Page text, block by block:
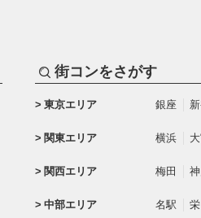
街コンをさがす
東京エリア 銀座
関東エリア 横浜
関西エリア 梅田
中部エリア 名駅 栄